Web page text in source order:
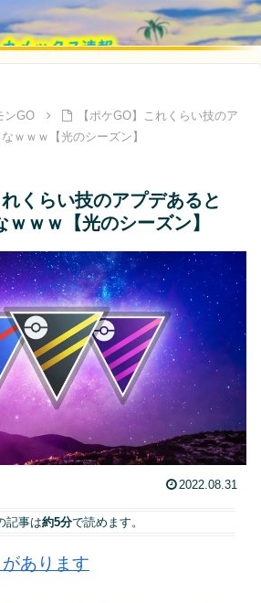
ンGO
【ポケGO】これくらい技のア
ｗｗｗ【光のシーズン】
れくらい技のアプデあると
ｗｗｗ【光のシーズン】
2022.08.31
記事は約5分で読めます。
あります